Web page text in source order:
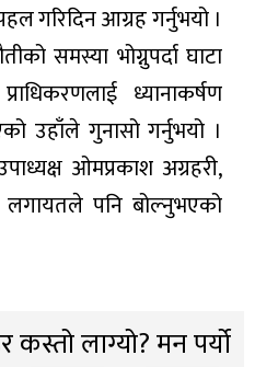
गरिदिन आग्रह गर्नुभयो ।
समस्या भोग्नुपर्दा घाटा
ध्यानाकर्षण
उहाँले गुनासो गर्नुभयो ।
ओमप्रकाश अग्रहरी,
लगायतले पनि बोल्नुभएको
लाग्यो? मन पर्यो